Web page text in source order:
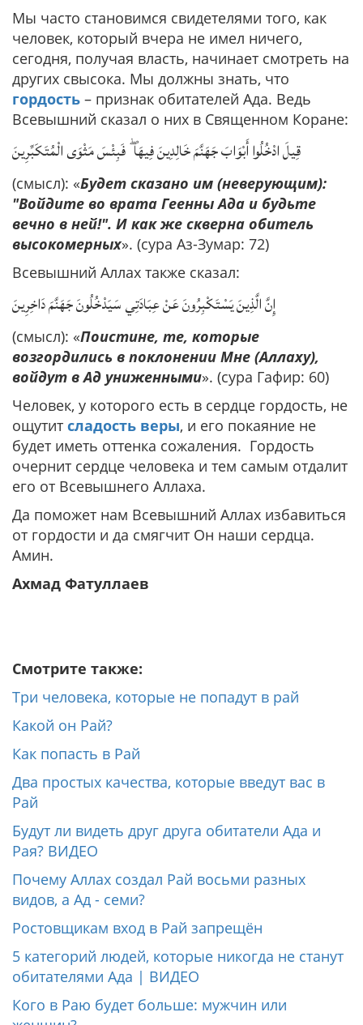
Мы часто становимся свидетелями того, как
человек, который вчера не имел ничего,
сегодня, получая власть, начинает смотреть на
других свысока. Мы должны знать, что
гордость – признак обитателей Ада. Ведь
Всевышний сказал о них в Священном Коране:
قِيلَ ادْخُلُوا أَبْوَابَ جَهَنَّمَ خَالِدِينَ فِيهَا ۖ فَبِئْسَ مَثْوَى الْمُتَكَبِّرِينَ
(смысл): «Будет сказано им (неверующим):
"Войдите во врата Геенны Ада и будьте
вечно в ней!". И как же скверна обитель
высокомерных». (сура Аз-Зумар: 72)
Всевышний Аллах также сказал:
إِنَّ الَّذِينَ يَسْتَكْبِرُونَ عَنْ عِبَادَتِي سَيَدْخُلُونَ جَهَنَّمَ دَاخِرِينَ
(смысл): «Поистине, те, которые
возгордились в поклонении Мне (Аллаху),
войдут в Ад униженными». (сура Гафир: 60)
Человек, у которого есть в сердце гордость, не
ощутит сладость веры, и его покаяние не
будет иметь оттенка сожаления. Гордость
очернит сердце человека и тем самым отдалит
его от Всевышнего Аллаха.
Да поможет нам Всевышний Аллах избавиться
от гордости и да смягчит Он наши сердца.
Амин.
Ахмад Фатуллаев
Смотрите также:
Три человека, которые не попадут в рай
Какой он Рай?
Как попасть в Рай
Два простых качества, которые введут вас в
Рай
Будут ли видеть друг друга обитатели Ада и
Рая? ВИДЕО
Почему Аллах создал Рай восьми разных
видов, а Ад - семи?
Ростовщикам вход в Рай запрещён
5 категорий людей, которые никогда не станут
обитателями Ада | ВИДЕО
Кого в Раю будет больше: мужчин или